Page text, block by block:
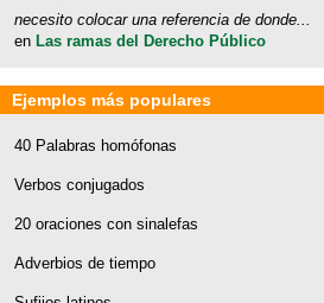
necesito colocar una referencia de donde...
en Las ramas del Derecho Público
Ejemplos más populares
40 Palabras homófonas
Verbos conjugados
20 oraciones con sinalefas
Adverbios de tiempo